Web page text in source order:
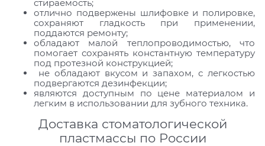
стираемость;
отлично подвержены шлифовке и полировке,
сохраняют гладкость при применении,
поддаются ремонту;
обладают малой теплопроводимостью, что
помогает сохранять константную температуру
под протезной конструкцией;
не обладают вкусом и запахом, с легкостью
подвергаются дезинфекции;
являются доступным по цене материалом и
легким в использовании для зубного техника.
Доставка стоматологической
пластмассы по России